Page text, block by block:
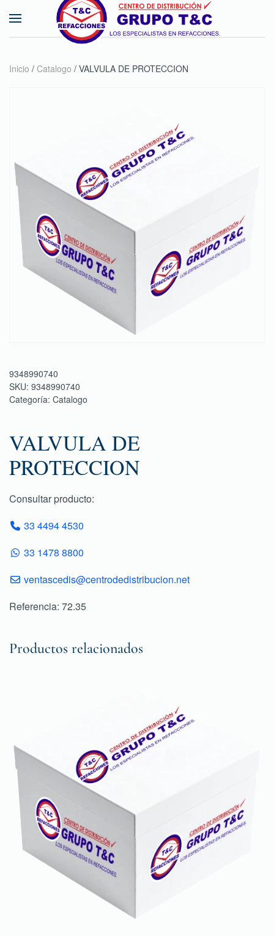
Skip to main content
Inicio / Catalogo / VALVULA DE PROTECCION
9348990740
SKU: 9348990740
Categoría: Catalogo
VALVULA DE
PROTECCION
Consultar producto:
33 4494 4530
33 1478 8800
ventascedis@centrodedistribucion.net
Referencia: 72.35
Productos relacionados